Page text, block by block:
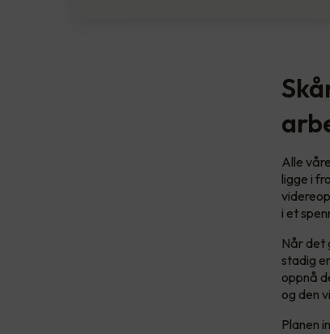
Alle
ligge i
i et
Når det
stadig
oppnå
og den
Planen